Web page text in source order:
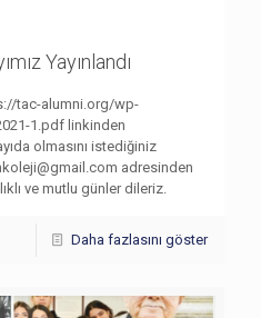
Yayınlandı
tac-alumni.org/wp-
1.pdf linkinden
olmasını istediğiniz
adresinden
ve mutlu günler dileriz.
Daha fazlasını göster